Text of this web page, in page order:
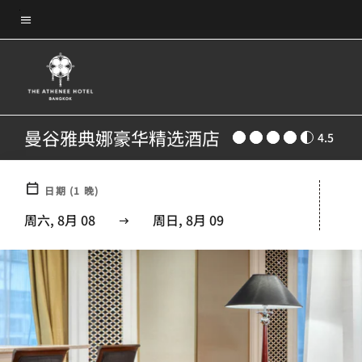
Skip
to
main
content
菜单文本
曼谷雅典娜豪华精选酒店 4.5
日期 (1 晚)
周六, 8月 08 周日, 8月 09